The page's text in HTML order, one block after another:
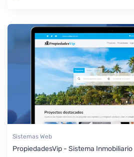
Sistemas Web
PropiedadesVip - Sistema Inmobiliario